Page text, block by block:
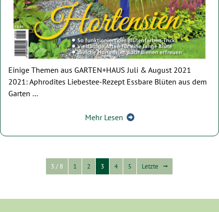
Einige Themen aus GARTEN+HAUS Juli & August 2021
2021: Aphrodites Liebestee-Rezept Essbare Blüten aus dem
Garten …
Mehr Lesen
3 / 8 1 2 3 4 5 Letzte